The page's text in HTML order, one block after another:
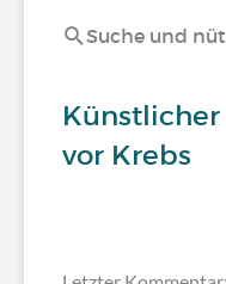
Suche und
vor Krebs